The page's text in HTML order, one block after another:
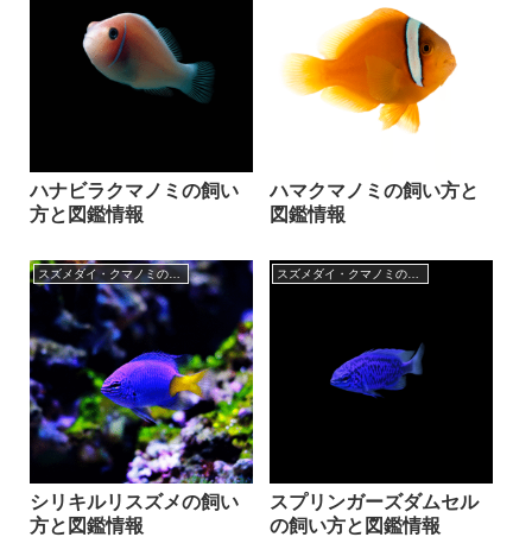
ハナビラクマノミの飼い
方と図鑑情報
ハマクマノミの飼い方と
図鑑情報
スズメダイ・クマノミの仲間
シリキルリスズメの飼い
方と図鑑情報
スプリンガーズダムセル
の飼い方と図鑑情報